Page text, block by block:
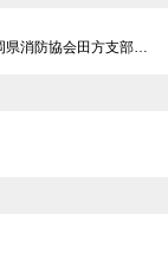
県消防協会田方支部…